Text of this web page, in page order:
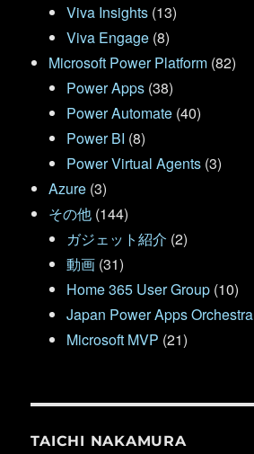
Viva Insights (13)
Viva Engage (8)
Microsoft Power Platform (82)
Power Apps (38)
Power Automate (40)
Power BI (8)
Power Virtual Agents (3)
Azure (3)
その他 (144)
ガジェット紹介 (2)
動画 (31)
Home 365 User Group (10)
Japan Power Apps Orchestra
Microsoft MVP (21)
TAICHI NAKAMURA